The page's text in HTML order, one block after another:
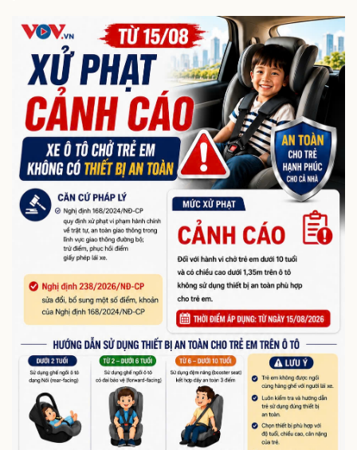
Bất động sản
Khởi nghiệp
Thị trường
Giá vàng
Tiêu dùng
Tỷ giá
Chứng khoán
Giá cà phê
Pháp luật
Vụ án
Tin nóng
Tư vấn luật
Quân sự - Quốc phòng
Vũ khí
Việt Nam
Phân tích
Thể thao
Bóng đá
Lịch thi đấu bóng đá
Thế giới thể thao
eSports
Hậu trường
Ô tô - Xe máy
Ô tô
Xe máy
Tư vấn
Doanh nghiệp
Công nghệ